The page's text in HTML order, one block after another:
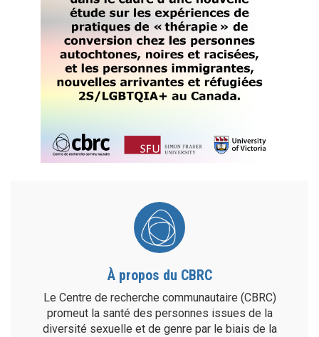
À propos du CBRC
Le Centre de recherche communautaire (CBRC)
promeut la santé des personnes issues de la
diversité sexuelle et de genre par le biais de la